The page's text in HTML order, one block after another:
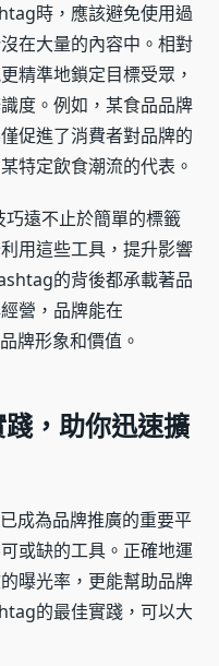
時，應該避免使用過
在大量的內容中。相對
精準地鎖定目標受眾，
度。例如，某食品品牌
促進了消費者對品牌的
特定飲食潮流的代表。
遠不止於簡單的標籤
用這些工具，提升影響
的背後都承載著品
營，品牌能在
牌形象和價值。
，助你迅速擴
成為品牌推廣的重要平
或缺的工具。正確地運
曝光率，更能幫助品牌
的最佳實踐，可以大